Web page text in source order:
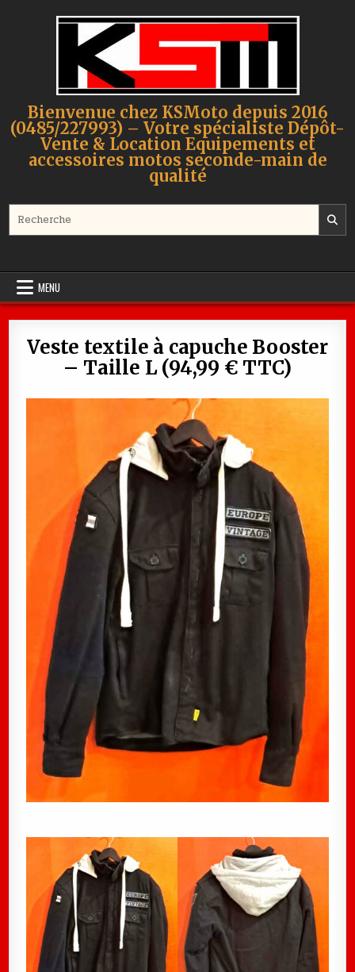
Bienvenue chez KSMoto depuis 2016
(0485/227993) – Votre spécialiste Dépôt-
Vente & Location Equipements et
accessoires motos seconde-main de
qualité
MENU
Veste textile à capuche Booster
– Taille L (94,99 € TTC)